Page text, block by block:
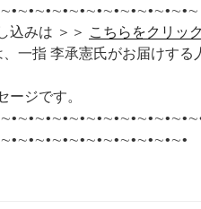
込みは ＞＞ こちらをクリック
、一指 李承憲氏がお届けす
ージです。